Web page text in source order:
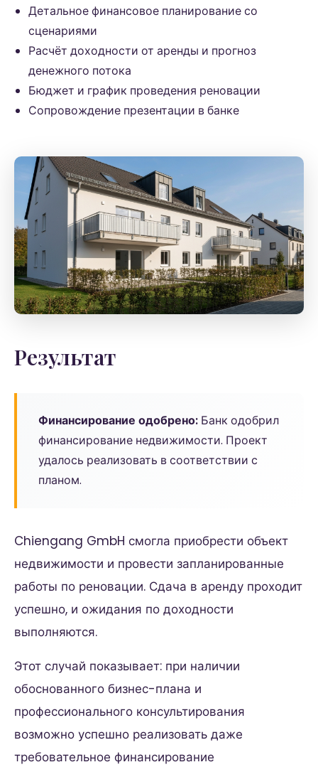
Детальное финансовое планирование со
сценариями
Расчёт доходности от аренды и прогноз
денежного потока
Бюджет и график проведения реновации
Сопровождение презентации в банке
Результат
Финансирование одобрено: Банк одобрил
финансирование недвижимости. Проект
удалось реализовать в соответствии с
планом.
Chiengang GmbH смогла приобрести объект
недвижимости и провести запланированные
работы по реновации. Сдача в аренду проходит
успешно, и ожидания по доходности
выполняются.
Этот случай показывает: при наличии
обоснованного бизнес-плана и
профессионального консультирования
возможно успешно реализовать даже
требовательное финансирование